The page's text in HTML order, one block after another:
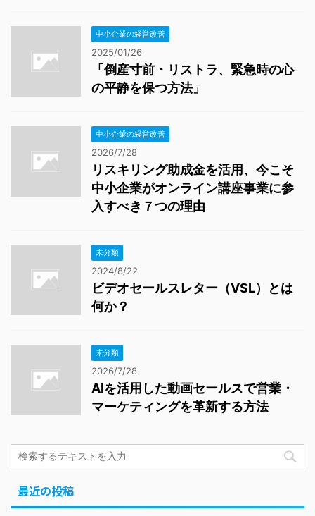
中小企業の経営改善
2025/01/26
「倒産寸前・リストラ、緊急時の心
の平静を保つ方法」
中小企業の経営改善
2026/7/28
リスキリング助成金を活用、今こそ
中小企業がオンライン講座事業に参
入すべき７つの理由
未分類
2024/8/22
ビデオセールスレター（VSL）とは
何か？
未分類
2026/7/28
AIを活用した動画セールスで営業・
マーケティングを革新する方法
最近の投稿